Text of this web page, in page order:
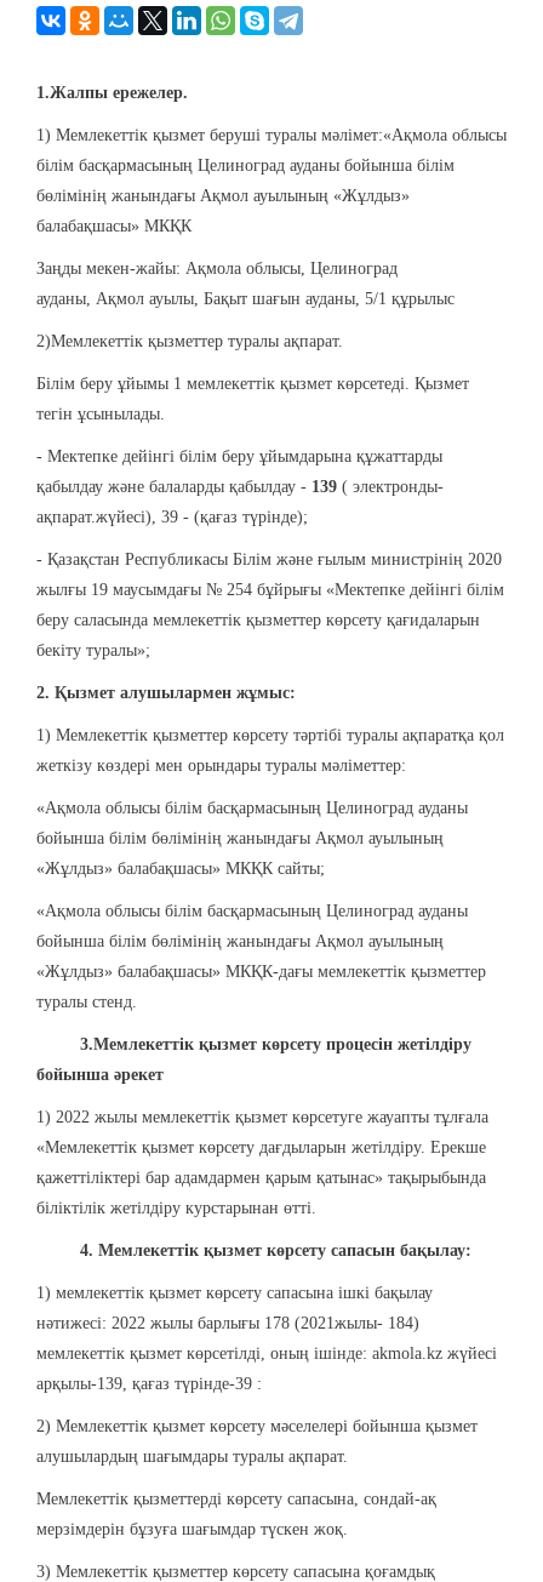
1.Жалпы ережелер.
1) Мемлекеттік қызмет беруші туралы мәлімет:«Ақмола облысы
білім басқармасының Целиноград ауданы бойынша білім
бөлімінің жанындағы Ақмол ауылының «Жұлдыз»
балабақшасы» МКҚК
Заңды мекен-жайы: Ақмола облысы, Целиноград
ауданы, Ақмол ауылы, Бақыт шағын ауданы, 5/1 құрылыс
2)Мемлекеттік қызметтер туралы ақпарат.
Білім беру ұйымы 1 мемлекеттік қызмет көрсетеді. Қызмет
тегін ұсынылады.
- Мектепке дейінгі білім беру ұйымдарына құжаттарды
қабылдау және балаларды қабылдау - 139 ( электронды-
ақпарат.жүйесі), 39 - (қағаз түрінде);
- Қазақстан Республикасы Білім және ғылым министрінің 2020
жылғы 19 маусымдағы № 254 бұйрығы «Мектепке дейінгі білім
беру саласында мемлекеттік қызметтер көрсету қағидаларын
бекіту туралы»;
2. Қызмет алушылармен жұмыс:
1) Мемлекеттік қызметтер көрсету тәртібі туралы ақпаратқа қол
жеткізу көздері мен орындары туралы мәліметтер:
«Ақмола облысы білім басқармасының Целиноград ауданы
бойынша білім бөлімінің жанындағы Ақмол ауылының
«Жұлдыз» балабақшасы» МКҚК сайты;
«Ақмола облысы білім басқармасының Целиноград ауданы
бойынша білім бөлімінің жанындағы Ақмол ауылының
«Жұлдыз» балабақшасы» МКҚК-дағы мемлекеттік қызметтер
туралы стенд.
3.Мемлекеттік қызмет көрсету процесін жетілдіру
бойынша әрекет
1) 2022 жылы мемлекеттік қызмет көрсетуге жауапты тұлғала
«Мемлекеттік қызмет көрсету дағдыларын жетілдіру. Ерекше
қажеттіліктері бар адамдармен қарым қатынас» тақырыбында
біліктілік жетілдіру курстарынан өтті.
4. Мемлекеттік қызмет көрсету сапасын бақылау:
1) мемлекеттік қызмет көрсету сапасына ішкі бақылау
нәтижесі: 2022 жылы барлығы 178 (2021жылы- 184)
мемлекеттік қызмет көрсетілді, оның ішінде: akmola.kz жүйесі
арқылы-139, қағаз түрінде-39 :
2) Мемлекеттік қызмет көрсету мәселелері бойынша қызмет
алушылардың шағымдары туралы ақпарат.
Мемлекеттік қызметтерді көрсету сапасына, сондай-ақ
мерзімдерін бұзуға шағымдар түскен жоқ.
3) Мемлекеттік қызметтер көрсету сапасына қоғамдық